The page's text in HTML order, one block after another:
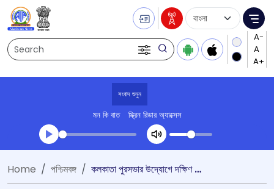
Search
Language
সংবাদ শুনুন
মন কি বাত স্ক্রিন রিডার অ্যাক্সেস
Transcript summary
প্লে করুন অডিও
Home পশ্চিমবঙ্গ কলকাতা পুরসভার উদ্যোগে দক্ষিণ কলকাতার টালিগঞ্জের অন্তর্গত সিরিটি শ্মশানের সংস্কারের কাজ চলছে